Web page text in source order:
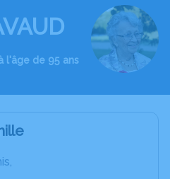
l'âge de 95 ans